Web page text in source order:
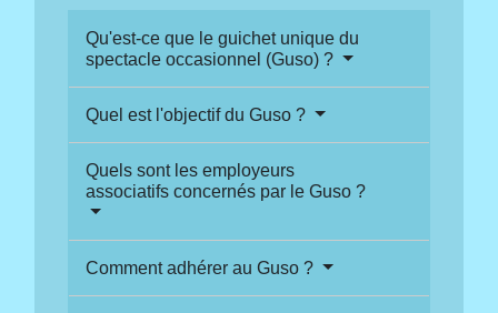
Qu'est-ce que le guichet unique du
spectacle occasionnel (Guso) ?
Quel est l'objectif du Guso ?
Quels sont les employeurs
associatifs concernés par le Guso ?
Comment adhérer au Guso ?